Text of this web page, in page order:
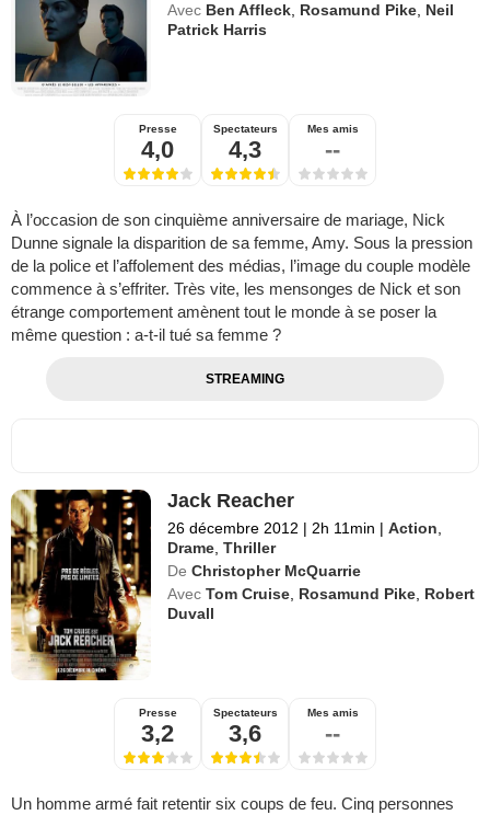
Avec Ben Affleck Rosamund Pike Neil
Patrick Harris
Presse
4,0
Spectateurs
4,3
Mes amis
--
À l’occasion de son cinquième anniversaire de mariage, Nick
Dunne signale la disparition de sa femme, Amy. Sous la pression
de la police et l’affolement des médias, l’image du couple modèle
commence à s’effriter. Très vite, les mensonges de Nick et son
étrange comportement amènent tout le monde à se poser la
même question : a-t-il tué sa femme ?
STREAMING
Jack Reacher
26 décembre 2012 | 2h 11min | Action
Drame ,Thriller
De Christopher McQuarrie
Avec Tom Cruise Rosamund Pike Robert
Duvall
Presse
3,2
Spectateurs
3,6
Mes amis
--
Un homme armé fait retentir six coups de feu. Cinq personnes